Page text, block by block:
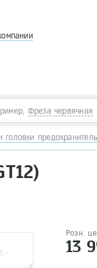
Фреза червячная
головки
Розн.
13